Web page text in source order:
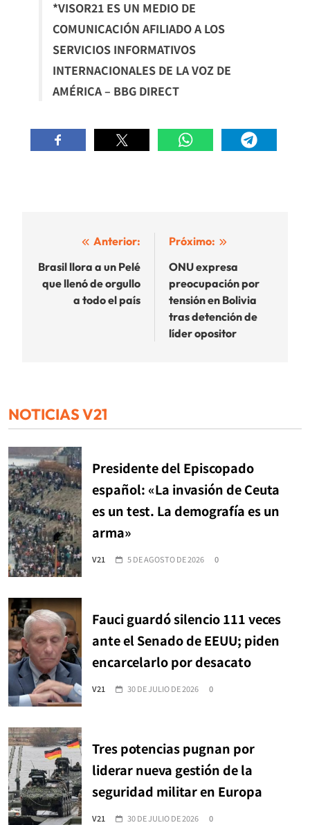
*VISOR21 ES UN MEDIO DE
COMUNICACIÓN AFILIADO A LOS
SERVICIOS INFORMATIVOS
INTERNACIONALES DE LA VOZ DE
AMÉRICA – BBG DIRECT
Navegación
de
entradas
Anterior:
Brasil llora a un Pelé
que llenó de orgullo
a todo el país
Próximo:
ONU expresa
preocupación por
tensión en Bolivia
tras detención de
líder opositor
NOTICIAS V21
Presidente del Episcopado
español: «La invasión de Ceuta
es un test. La demografía es un
arma»
V21 5 DE AGOSTO DE 2026 0
Fauci guardó silencio 111 veces
ante el Senado de EEUU; piden
encarcelarlo por desacato
V21 30 DE JULIO DE 2026 0
Tres potencias pugnan por
liderar nueva gestión de la
seguridad militar en Europa
V21 30 DE JULIO DE 2026 0